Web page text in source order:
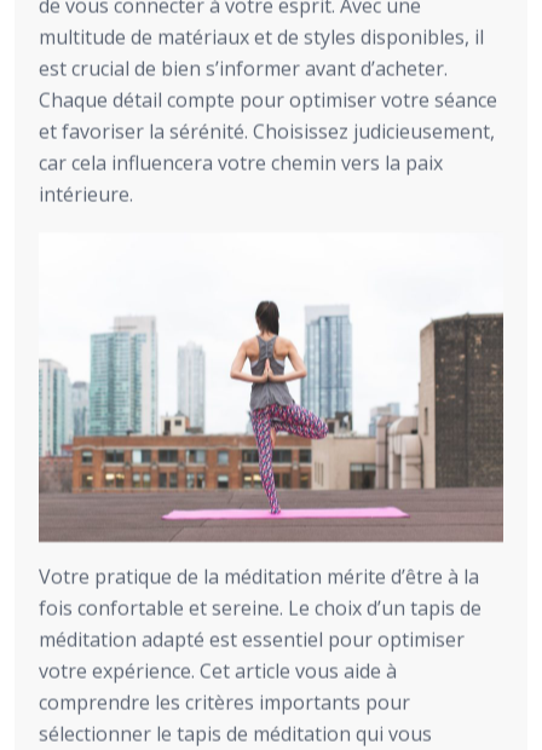
de vous connecter à votre esprit. Avec une
multitude de matériaux et de styles disponibles, il
est crucial de bien s’informer avant d’acheter.
Chaque détail compte pour optimiser votre séance
et favoriser la sérénité. Choisissez judicieusement,
car cela influencera votre chemin vers la paix
intérieure.
Votre pratique de la méditation mérite d’être à la
fois confortable et sereine. Le choix d’un tapis de
méditation adapté est essentiel pour optimiser
votre expérience. Cet article vous aide à
comprendre les critères importants pour
sélectionner le tapis de méditation qui vous